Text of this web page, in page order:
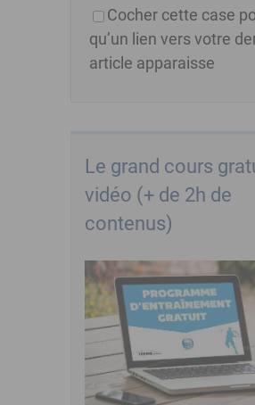
Le grand cours
vidéo (+ de 2h de
contenus)
Cocher cette case
qu’un lien vers votre
article apparaisse